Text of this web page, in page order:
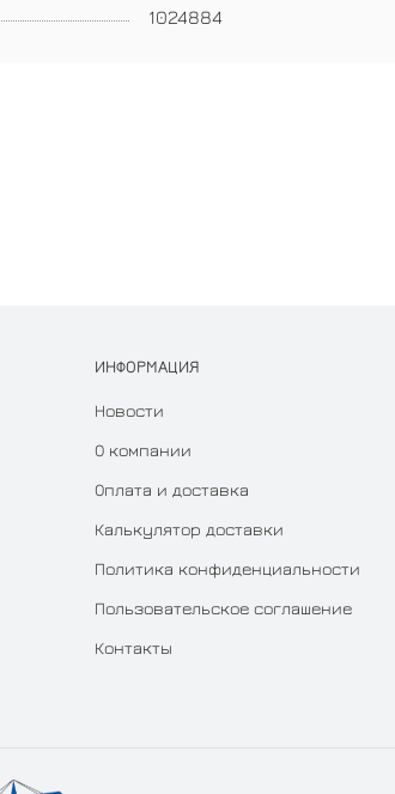
1024884
ИНФОРМАЦИЯ
Новости
О компании
Оплата и доставка
Калькулятор доставки
Политика конфиденциальности
Пользовательское соглашение
Контакты